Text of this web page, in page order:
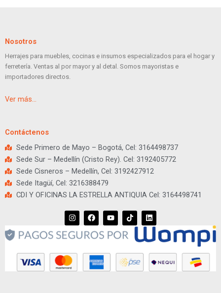
Nosotros
Herrajes para muebles, cocinas e insumos especializados para el hogar y
ferretería. Ventas al por mayor y al detal. Somos mayoristas e
importadores directos.
Ver más…
Contáctenos
Sede Primero de Mayo – Bogotá, Cel: 3164498737
Sede Sur – Medellín (Cristo Rey). Cel: 3192405772
Sede Cisneros – Medellín, Cel: 3192427912
Sede Itagüí, Cel: 3216388479
CDI Y OFICINAS LA ESTRELLA ANTIQUIA Cel: 3164498741
I
n
s
t
g
r
a
m
F
a
c
e
o
o
k
Y
o
u
t
b
T
i
k
k
L
i
n
k
e
d
n